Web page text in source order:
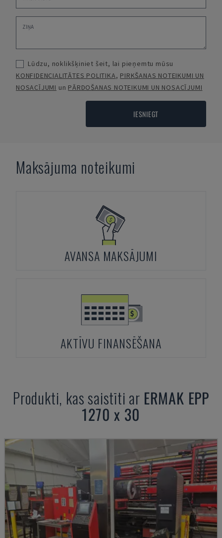
Lūdzu, noklikšķiniet šeit, lai pieņemtu mūsu
KONFIDENCIALITĀTES POLITIKA, PIRKŠANAS NOTEIKUMI UN
NOSACĪJUMI un PĀRDOŠANAS NOTEIKUMI UN NOSACĪJUMI
IESNIEGT
Maksājuma noteikumi
AVANSA MAKSĀJUMI
AKTĪVU FINANSĒŠANA
Produkti, kas saistīti ar ERMAK EPP
1270 x 30